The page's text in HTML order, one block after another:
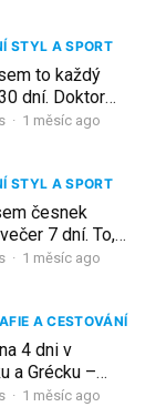
STYL A SPORT
to každý
dní. Doktor
očím při
· 1 měsíc ago
STYL A SPORT
česnek
7 dní. To,
mě
· 1 měsíc ago
A CESTOVÁNÍ
4 dni v
a Grécku –
na ubytovanie a
· 1 měsíc ago